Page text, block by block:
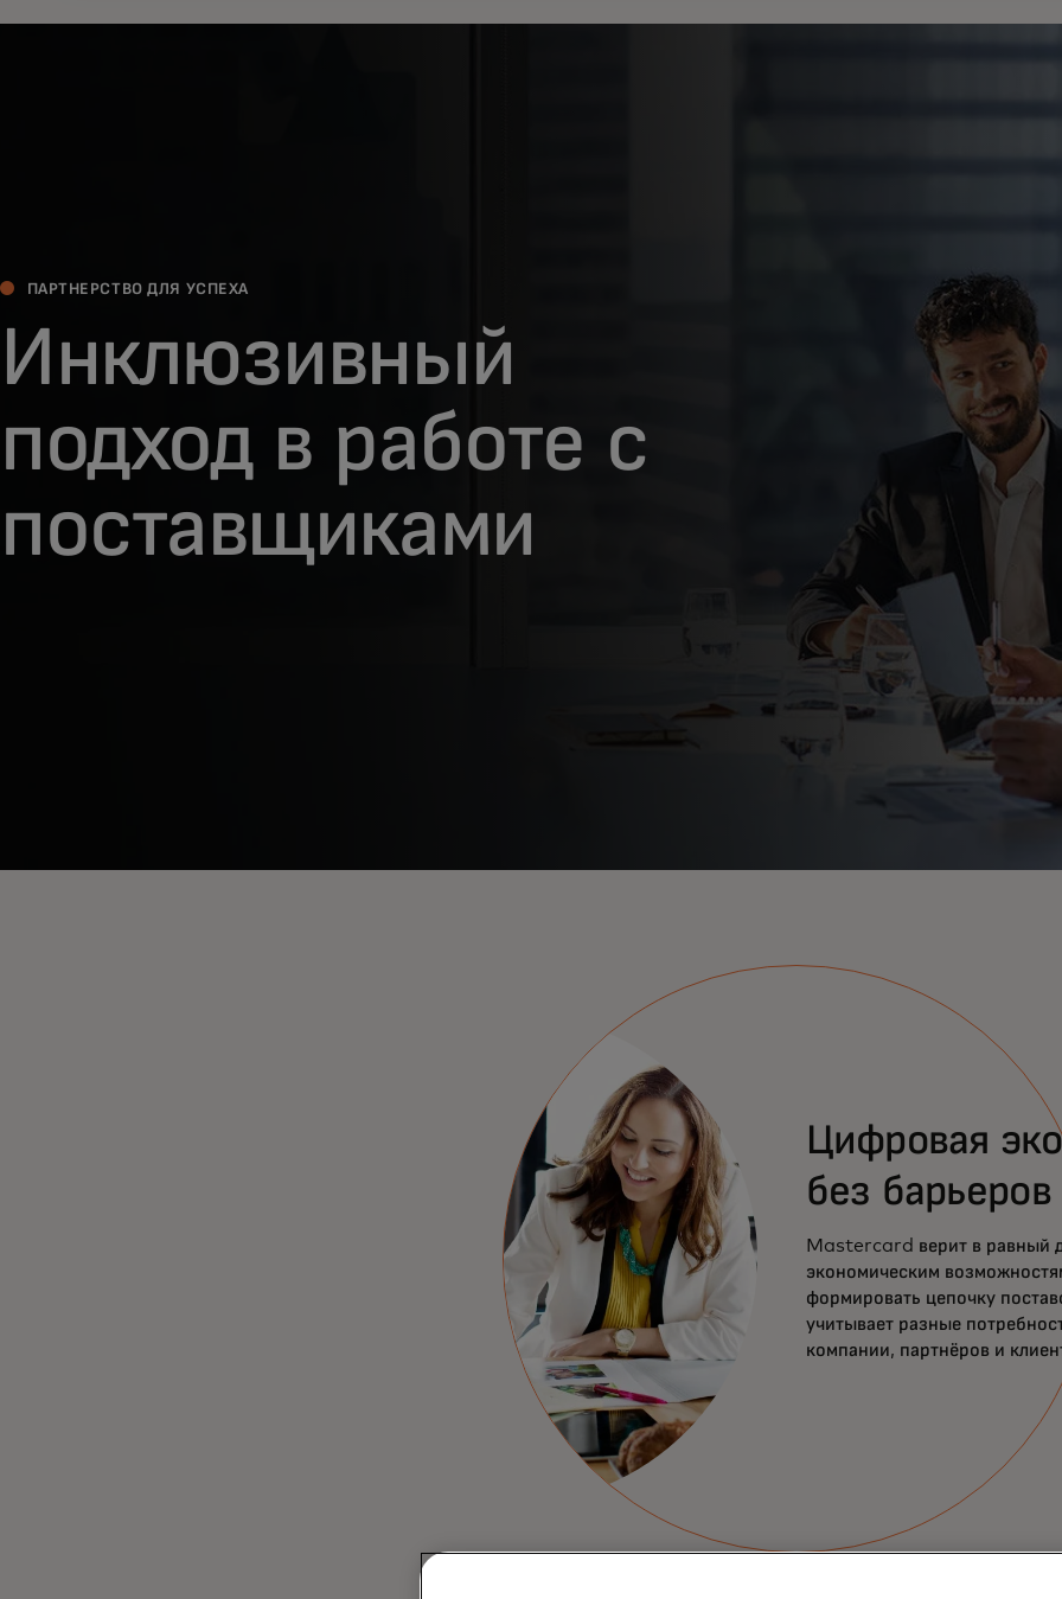
ПАРТНЕРСТВО ДЛЯ УСПЕХА
Инклюзивный
подход в работе с
поставщиками
Цифровая
без барьеров
Mastercard верит в равный
экономическим
формировать цепочку
учитывает разные
компании, партнёров и